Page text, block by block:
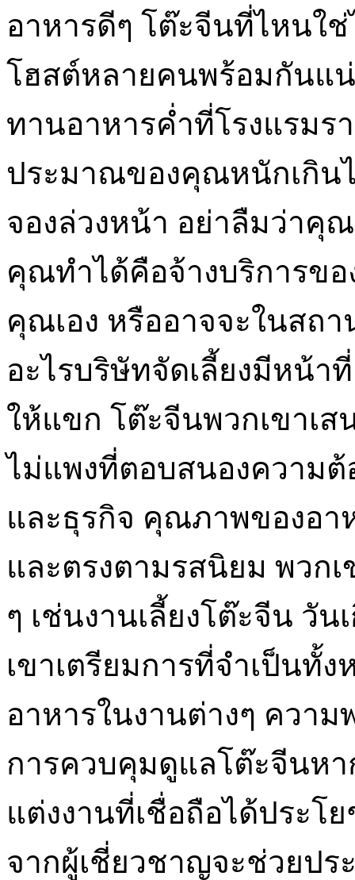
อาหารดีๆ โต๊ะจีนที่ไหนใ
โฮสต์หลายคนพร้อมกันแ
ทานอาหารค่ำที่โรงแรมร
ประมาณของคุณหนักเกิน
จองล่วงหน้า อย่าลืมว่าคุ
คุณทำได้คือจ้างบริการขอ
คุณเอง หรืออาจจะในสถ
อะไรบริษัทจัดเลี้ยงมีหน้า
ให้แขก โต๊ะจีนพวกเขาเ
ไม่แพงที่ตอบสนองความต้
และธุรกิจ คุณภาพของอา
และตรงตามรสนิยม พวก
ๆ เช่นงานเลี้ยงโต๊ะจีน วั
เขาเตรียมการที่จำเป็นทั้
อาหารในงานต่างๆ ควา
การควบคุมดูแลโต๊ะจีนห
แต่งงานที่เชื่อถือได้ประโ
จากผู้เชี่ยวชาญจะช่วยป